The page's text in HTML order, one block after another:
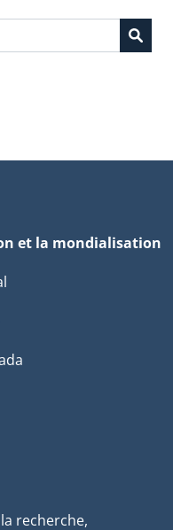
et la mondialisation
recherche,